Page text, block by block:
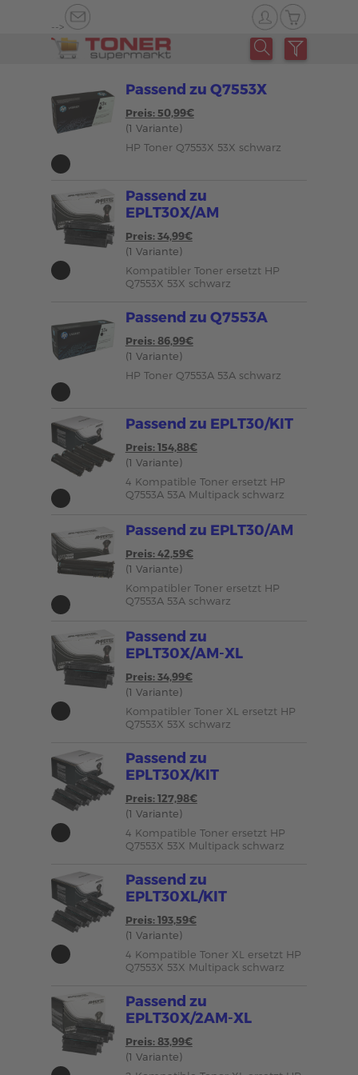
-->
Passend zu Q7553X
Preis: 50,99€
(1 Variante)
HP Toner Q7553X 53X schwarz
Passend zu
EPLT30X/AM
Preis: 34,99€
(1 Variante)
Kompatibler Toner ersetzt HP
Q7553X 53X schwarz
Passend zu Q7553A
Preis: 86,99€
(1 Variante)
HP Toner Q7553A 53A schwarz
Passend zu EPLT30/KIT
Preis: 154,88€
(1 Variante)
4 Kompatible Toner ersetzt HP
Q7553A 53A Multipack schwarz
Passend zu EPLT30/AM
Preis: 42,59€
(1 Variante)
Kompatibler Toner ersetzt HP
Q7553A 53A schwarz
Passend zu
EPLT30X/AM-XL
Preis: 34,99€
(1 Variante)
Kompatibler Toner XL ersetzt HP
Q7553X 53X schwarz
Passend zu
EPLT30X/KIT
Preis: 127,98€
(1 Variante)
4 Kompatible Toner ersetzt HP
Q7553X 53X Multipack schwarz
Passend zu
EPLT30XL/KIT
Preis: 193,59€
(1 Variante)
4 Kompatible Toner XL ersetzt HP
Q7553X 53X Multipack schwarz
Passend zu
EPLT30X/2AM-XL
Preis: 83,99€
(1 Variante)